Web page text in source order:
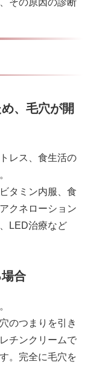
その原因の診断
、毛穴が開
レス、食生活の
タミン内服、食
クネローション
LED治療など
合
のつまりを引き
チンクリームで
。完全に毛穴を